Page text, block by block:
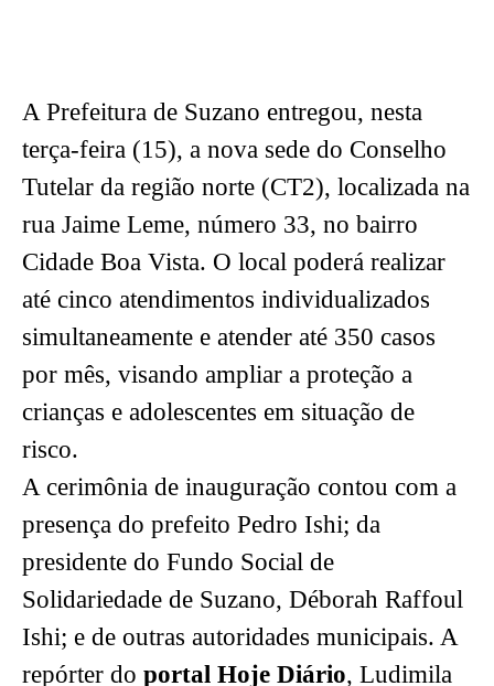
A Prefeitura de Suzano entregou, nesta
terça-feira (15), a nova sede do Conselho
Tutelar da região norte (CT2), localizada na
rua Jaime Leme, número 33, no bairro
Cidade Boa Vista. O local poderá realizar
até cinco atendimentos individualizados
simultaneamente e atender até 350 casos
por mês, visando ampliar a proteção a
crianças e adolescentes em situação de
risco.
A cerimônia de inauguração contou com a
presença do prefeito Pedro Ishi; da
presidente do Fundo Social de
Solidariedade de Suzano, Déborah Raffoul
Ishi; e de outras autoridades municipais. A
repórter do portal Hoje Diário, Ludimila